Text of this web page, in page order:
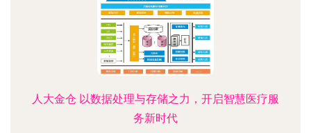
人大金仓 以数据处理与存储之力，开启智慧医疗服
务新时代